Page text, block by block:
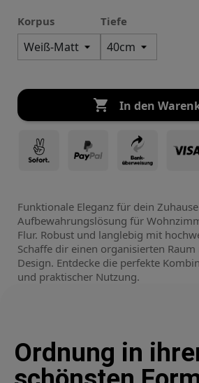
Korpus Tiefe
 In den
Funktionale Eleganz für dein
Aufbewahrungslösung für
Flur. Robust und langlebig mit
Schaffe dir einen organisierten
Design. Entdecke die perfekte
und praktischer Nutzung.
Ordnung in